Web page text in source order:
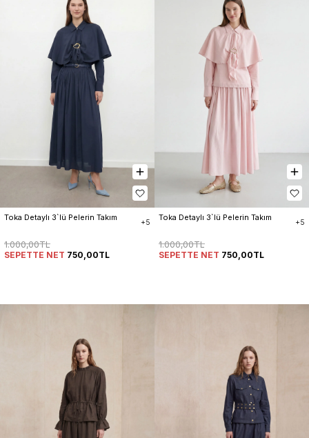
Toka Detaylı 3`lü Pelerin Takım
+5
1.000,00TL
SEPETTE NET 750,00TL
Toka Detaylı 3`lü Pelerin Takım
+5
1.000,00TL
SEPETTE NET 750,00TL